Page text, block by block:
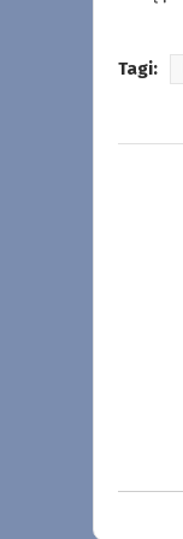
Tagi: